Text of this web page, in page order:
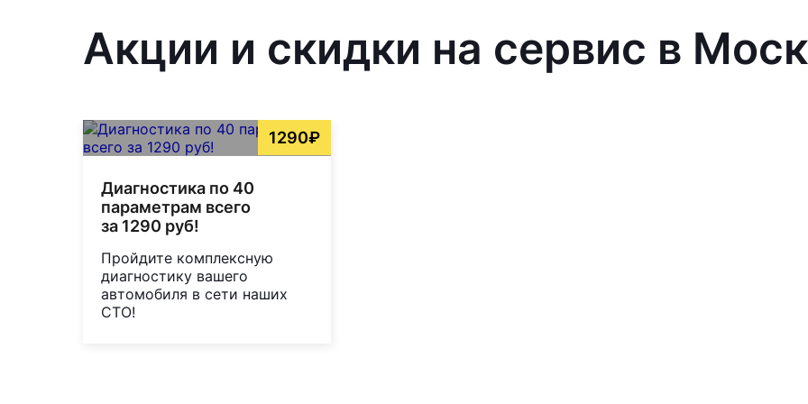
Акции и скидки на сервис в
1290₽
Диагностика по 40
параметрам всего
за 1290 руб!
Пройдите комплексную
диагностику вашего
автомобиля в сети наших
СТО!